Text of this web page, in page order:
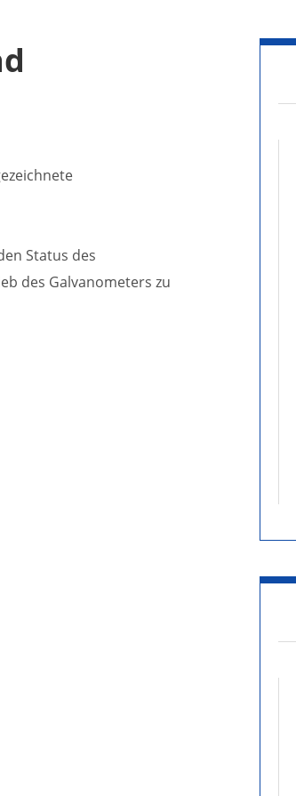
Status des
des Galvanometers zu